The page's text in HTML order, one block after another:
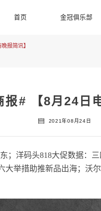
首页 金冠俱乐部
报简讯】
报# 【8月24日
2021年08月24日
；洋码头818大促数据：
大举措助推新品出海；沃